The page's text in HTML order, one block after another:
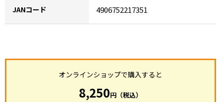
JANコード 4906752217351
オンラインショップで購入すると
8,250円（税込）